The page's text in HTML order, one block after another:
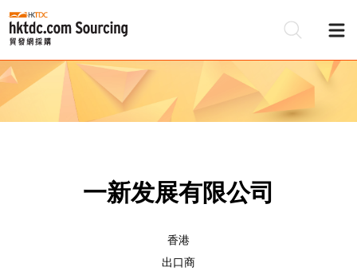
一新发展有限公司
香港
出口商